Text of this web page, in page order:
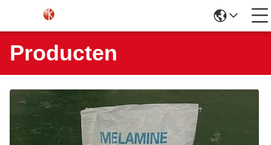
Producten